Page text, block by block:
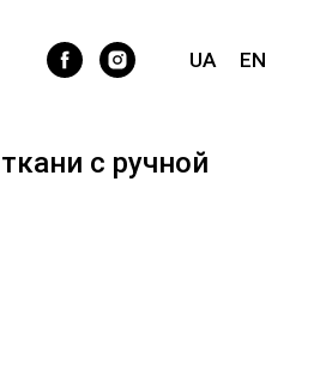
UA EN
с ручной